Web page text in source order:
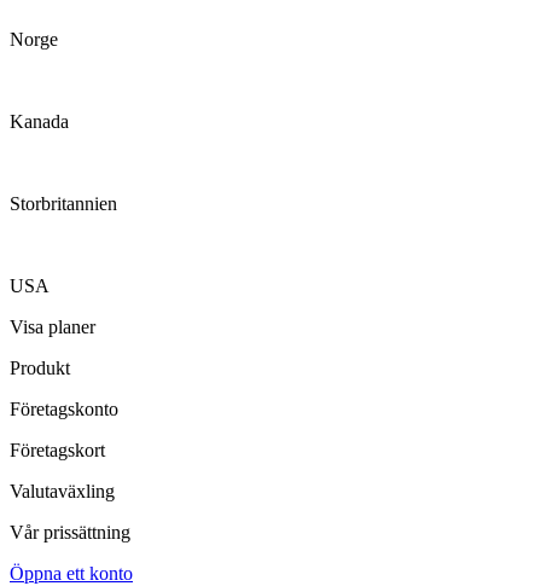
Norge
Kanada
Storbritannien
USA
Visa planer
Produkt
Företagskonto
Företagskort
Valutaväxling
Vår prissättning
Öppna ett konto